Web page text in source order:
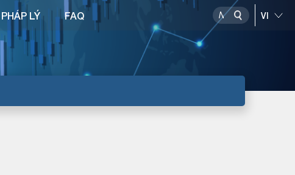
PHÁP LÝ FAQ